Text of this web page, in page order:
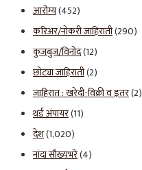
आरोग्य(452)
करिअर/नोकरी जाहिराती(290)
कुजबुज/विनोद(12)
छोट्या जाहिराती(2)
जाहिरात : खरेदी-विक्री व इतर(2)
थर्ड अंपायर(11)
देश(1,020)
नांदा सौख्यभरे(4)